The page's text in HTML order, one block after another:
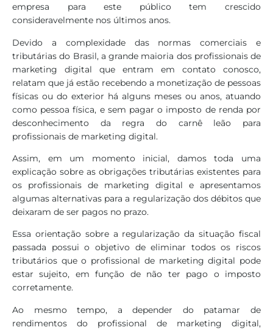
empresa para este público tem crescido
consideravelmente nos últimos anos.
Devido a complexidade das normas comerciais e
tributárias do Brasil, a grande maioria dos profissionais de
marketing digital que entram em contato conosco,
relatam que já estão recebendo a monetização de pessoas
físicas ou do exterior há alguns meses ou anos, atuando
como pessoa física, e sem pagar o imposto de renda por
desconhecimento da regra do carnê leão para
profissionais de marketing digital.
Assim, em um momento inicial, damos toda uma
explicação sobre as obrigações tributárias existentes para
os profissionais de marketing digital e apresentamos
algumas alternativas para a regularização dos débitos que
deixaram de ser pagos no prazo.
Essa orientação sobre a regularização da situação fiscal
passada possui o objetivo de eliminar todos os riscos
tributários que o profissional de marketing digital pode
estar sujeito, em função de não ter pago o imposto
corretamente.
Ao mesmo tempo, a depender do patamar de
rendimentos do profissional de marketing digital,